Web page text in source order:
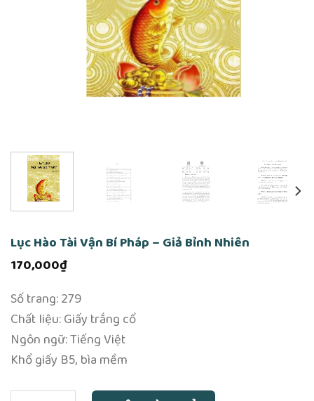
Lục Hào Tài Vận Bí Pháp – Giả Bỉnh Nhiên
170,000₫
Số trang: 279
Chất liệu: Giấy trắng cổ
Ngôn ngữ: Tiếng Việt
Khổ giấy B5, bìa mềm